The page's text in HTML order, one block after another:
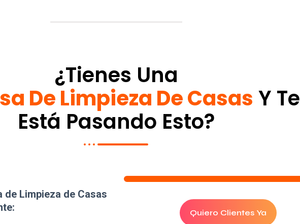
¿tienes Una
De Limpieza De Casas Y Te
Está Pasando Esto?
de Limpieza de Casas
Quiero Clientes Ya